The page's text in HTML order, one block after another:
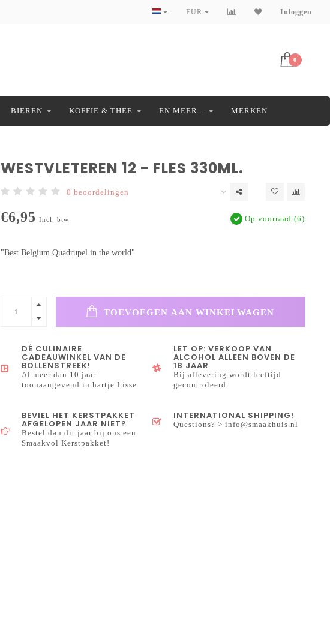
EUR Inloggen
0
BIEREN KOFFIE & THEE EN MEER... MERKEN
WESTVLETEREN 12 - FLES 330ML.
0 beoordelingen
€6,95 Incl. btw Op voorraad (6)
"Best Belgium Quadrupel in the world"
TOEVOEGEN AAN WINKELWAGEN
DÉ CULINAIRE
CADEAUWINKEL VAN DE
BOLLENSTREEK!
Al meer dan 10 jaar
toonaangevend in hartje Lisse
LET OP: VERKOOP VAN
ALCOHOL ALLEEN BOVEN DE
18 JAAR
Bij aflevering wordt leeftijd
gecontroleerd
BEVIEL HET KERSTPAKKET
AFGELOPEN JAAR NIET?
Bestel dan dit jaar bij ons een
Smaakvol Kerstpakket!
INTERNATIONAL SHIPPING!
Questions? >info@smaakhuis.nl